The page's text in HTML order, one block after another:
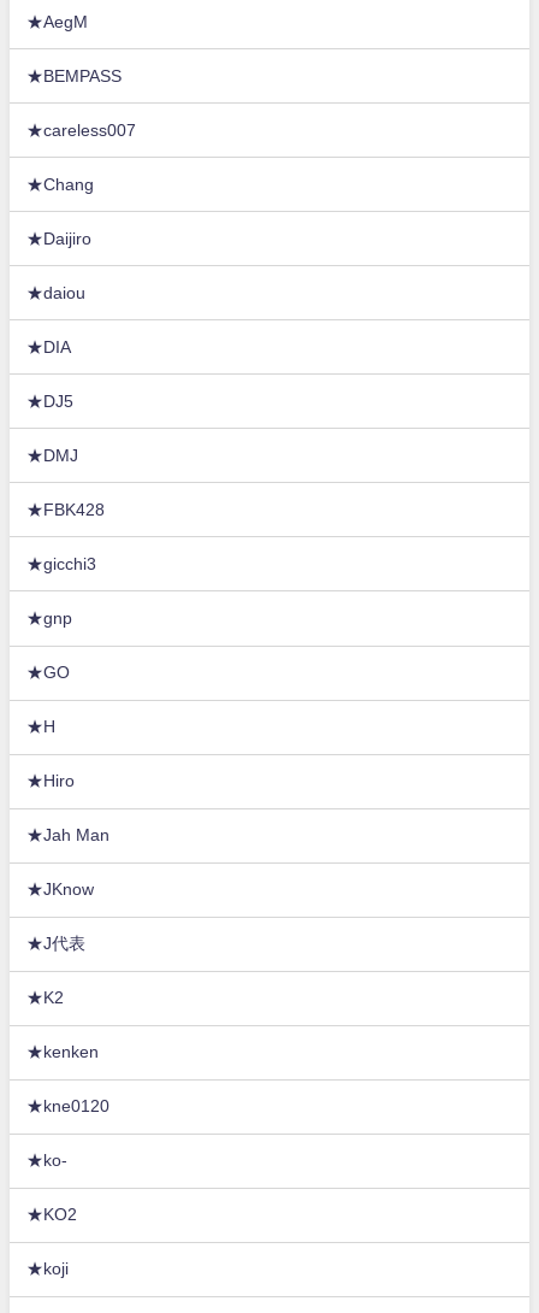
★AegM
★BEMPASS
★careless007
★Chang
★Daijiro
★daiou
★DIA
★DJ5
★DMJ
★FBK428
★gicchi3
★gnp
★GO
★H
★Hiro
★Jah Man
★JKnow
★J代表
★K2
★kenken
★kne0120
★ko-
★KO2
★koji